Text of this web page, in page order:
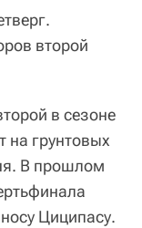
второй
в сезоне
на грунтовых
В прошлом
Циципасу.